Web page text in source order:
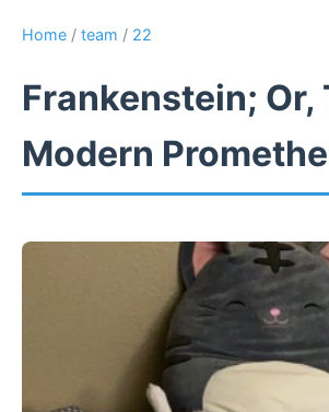
Home / team / 22
Frankenstein; Or,
Modern